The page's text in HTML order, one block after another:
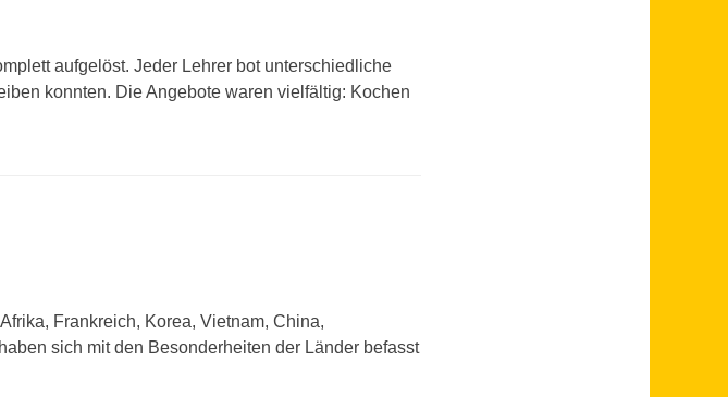
aufgelöst. Jeder Lehrer bot unterschiedliche
konnten. Die Angebote waren vielfältig: Kochen
Frankreich, Korea, Vietnam, China,
sich mit den Besonderheiten der Länder befasst